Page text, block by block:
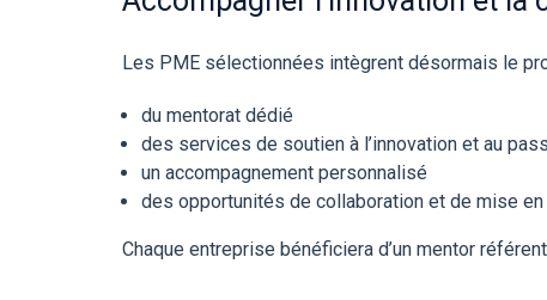
Les PME sélectionnées intègrent désormais le
du mentorat dédié
des services de soutien à l’innovation et au
un accompagnement personnalisé
des opportunités de collaboration et de mise en
Chaque entreprise bénéficiera d’un mentor